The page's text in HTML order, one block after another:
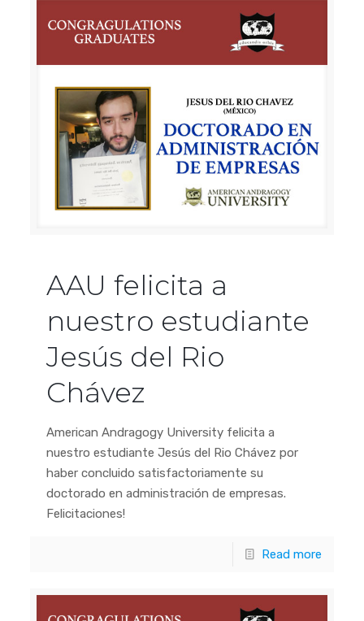
AAU felicita a
nuestro estudiante
Jesús del Rio
Chávez
American Andragogy University felicita a
nuestro estudiante Jesús del Rio Chávez por
haber concluido satisfactoriamente su
doctorado en administración de empresas.
Felicitaciones!
Read more